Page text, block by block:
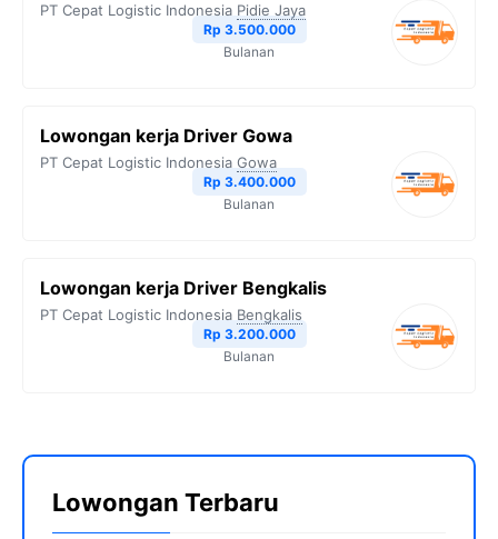
PT Cepat Logistic Indonesia Pidie Jaya
Rp 3.500.000
Bulanan
Lowongan kerja Driver Gowa
PT Cepat Logistic Indonesia Gowa
Rp 3.400.000
Bulanan
Lowongan kerja Driver Bengkalis
PT Cepat Logistic Indonesia Bengkalis
Rp 3.200.000
Bulanan
Lowongan Terbaru